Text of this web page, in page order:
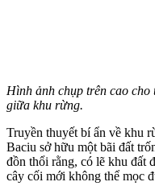
Hình ảnh chụp trên cao
giữa khu rừng.
Truyền thuyết bí ẩn về khu
Baciu sở hữu một bãi đất
đồn thổi rằng, có lẽ khu đất
cây cối mới không thể mọc